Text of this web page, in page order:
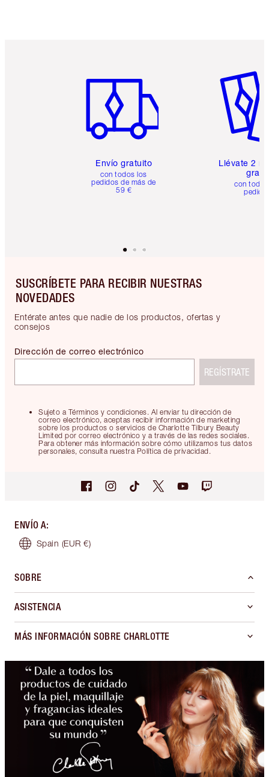
Envío gratuito
con todos los
pedidos de más de
59 €
Llévate 2
gratis
con
SUSCRÍBETE PARA RECIBIR NUESTRAS
NOVEDADES
Entérate antes que nadie de los productos, ofertas y
consejos
Sujeto a Términos y condiciones. Al enviar tu dirección de
correo electrónico, aceptas recibir información de marketing
sobre los productos o servicios de Charlotte Tilbury Beauty
Limited por correo electrónico y a través de las redes sociales.
Para obtener más información sobre cómo utilizamos tus datos
personales, consulta nuestra Política de privacidad.
Dirección de correo electrónico
REGÍSTRATE
ENVÍO A:
Spain (EUR €)
SOBRE
ASISTENCIA
MÁS INFORMACIÓN SOBRE CHARLOTTE